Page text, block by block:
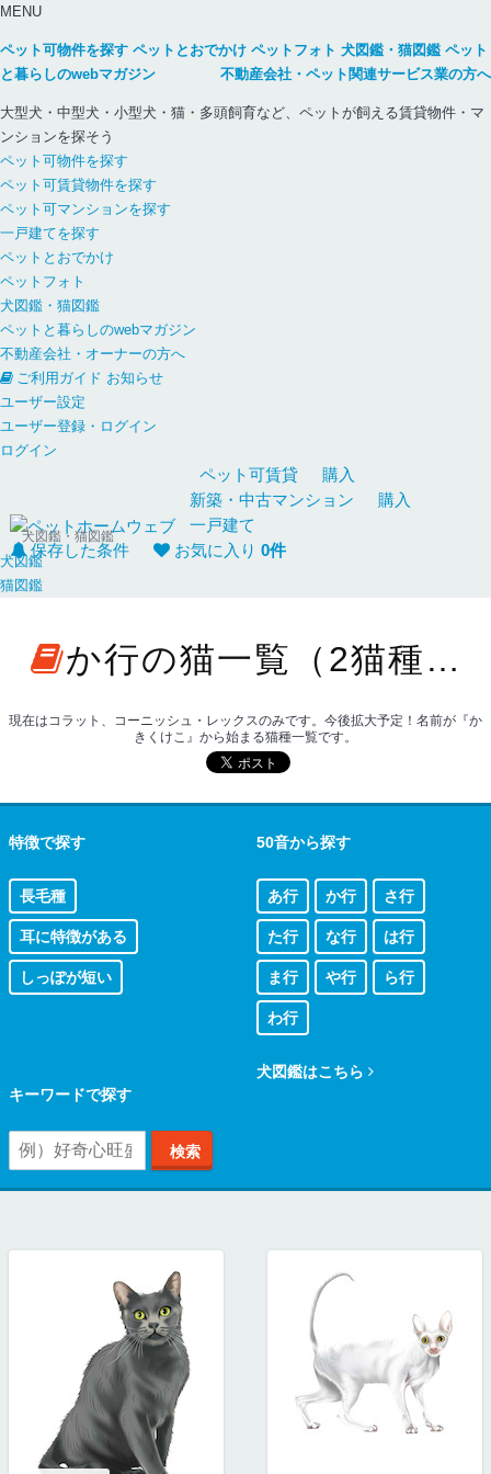
MENU
ペット可物件を探す ペットとおでかけ ペットフォト 犬図鑑・猫図鑑 ペット
と暮らしのwebマガジン
不動産会社・ペット関連サービス業の方へ
大型犬・中型犬・小型犬・猫・多頭飼育など、ペットが飼える賃貸物件・マ
ンションを探そう
ペット可物件を探す
ペット可賃貸物件を探す
ペット可マンションを探す
一戸建てを探す
ペットとおでかけ
ペットフォト
犬図鑑・猫図鑑
ペットと暮らしのwebマガジン
不動産会社・オーナーの方へ
ご利用ガイド お知らせ
ユーザー設定
ユーザー登録・ログイン
ログイン
ペット可賃貸
購入
新築・中古マンション
購入
一戸建て
保存した条件
お気に入り 0件
犬図鑑・猫図鑑
犬図鑑
猫図鑑
か行の猫一覧（2猫種）
現在はコラット、コーニッシュ・レックスのみです。今後拡大予定！名前が『か
きくけこ』から始まる猫種一覧です。
特徴で探す
長毛種
耳に特徴がある
しっぽが短い
50音から探す
あ行 か行 さ行
た行 な行 は行
ま行 や行 ら行
わ行
キーワードで探す
犬図鑑はこちら